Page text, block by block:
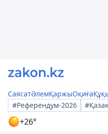
СаясатӘлемҚаржыОқиға
#Референдум-2026
+26°